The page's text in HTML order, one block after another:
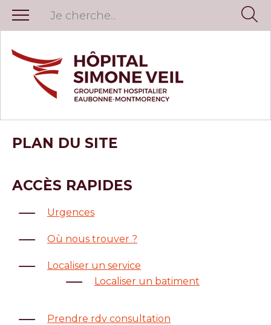
PLAN DU SITE
ACCÈS RAPIDES
Urgences
Où nous trouver ?
Localiser un service
Localiser un batiment
Prendre rdv consultation